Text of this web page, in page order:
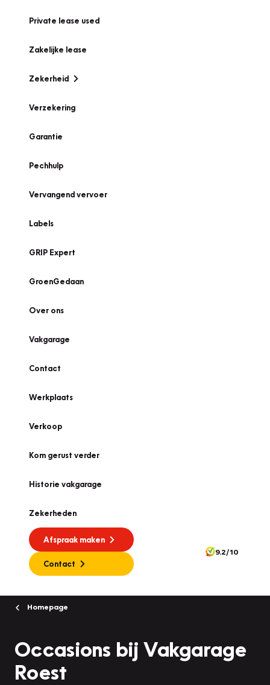
Private lease used
Zakelijke lease
Zekerheid
Verzekering
Garantie
Pechhulp
Vervangend vervoer
Labels
GRIP Expert
GroenGedaan
Over ons
Vakgarage
Contact
Werkplaats
Verkoop
Kom gerust verder
Historie vakgarage
Zekerheden
Afspraak maken
Contact
9.2/10
Homepage
Occasions bij Vakgarage
Roest